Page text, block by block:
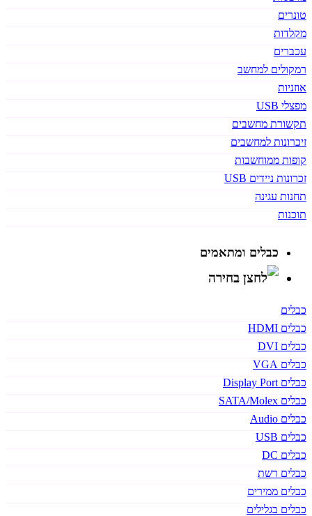
טונרים
מקלדות
עכברים
רמקולים למחשב
אוזניות
מפצלי USB
תקשורת מחשבים
זיכרונות למחשבים
קופות ממוחשבות
זכרונות ניידים USB
תחנות עגינה
תוכנות
כבלים ומתאמים
כבלים
כבלים HDMI
כבלים DVI
כבלים VGA
כבלים Display Port
כבלים SATA/Molex
כבלים Audio
כבלים USB
כבלים DC
כבלים רשת
כבלים ממירים
כבלים בגלילים